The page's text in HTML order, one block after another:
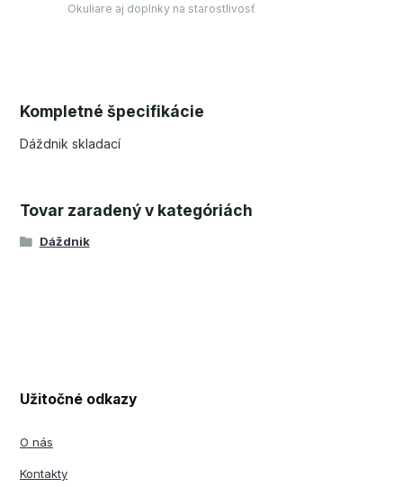
Okuliare aj doplnky na starostlivosť
Kompletné špecifikácie
Dáždnik skladací
Tovar zaradený v kategóriách
Dáždnik
Užitočné odkazy
O nás
Kontakty